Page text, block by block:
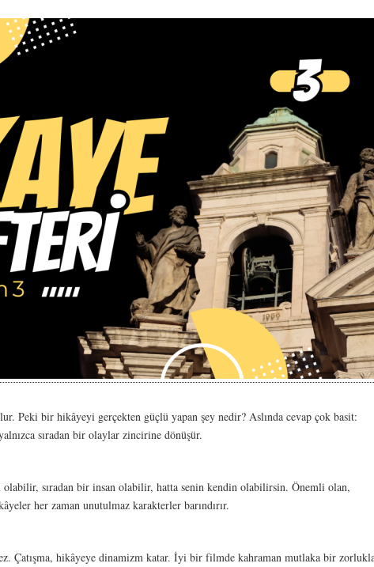
Peki bir hikâyeyi gerçekten güçlü yapan şey nedir? Aslında cevap çok basit:
sıradan bir olaylar zincirine dönüşür.
sıradan bir insan olabilir, hatta senin kendin olabilirsin. Önemli olan,
her zaman unutulmaz karakterler barındırır.
Çatışma, hikâyeye dinamizm katar. İyi bir filmde kahraman mutlaka bir